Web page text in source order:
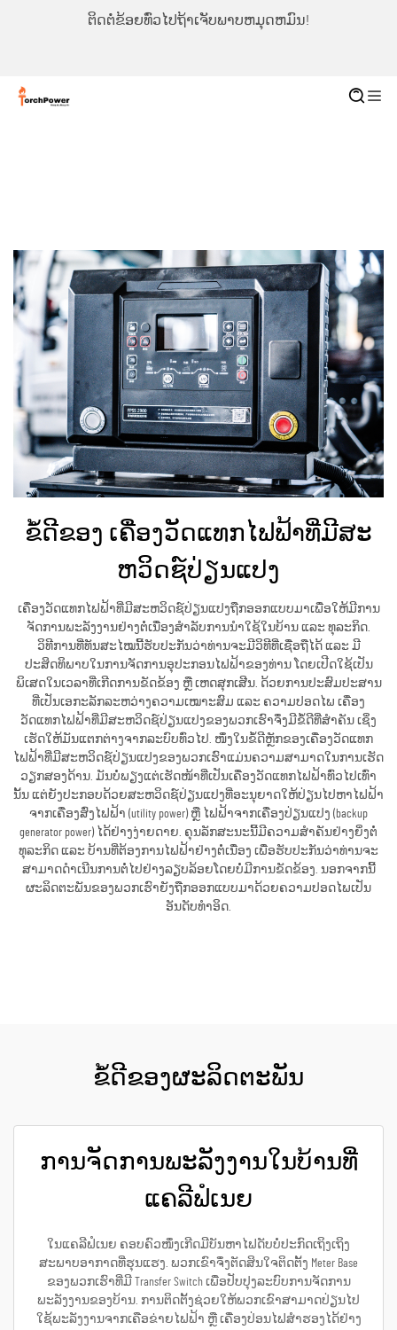
ຕິດຕໍ່ຂ້ອຍທົ່ວໄປຖ້າເຈັບພາບຫມຸດຫມົນ!
ຂໍ້ດີຂອງ ເຄື່ອງວັດແທກໄຟຟ້າທີ່ມີສະ
ຫວິດຊ໌ປ່ຽນແປງ
ເຄື່ອງວັດແທກໄຟຟ້າທີ່ມີສະຫວິດຊ໌ປ່ຽນແປງຖືກອອກແບບມາເພື່ອໃຫ້ມີການ
ຈັດການພະລັງງານຢ່າງຕໍ່ເນື່ອງສຳລັບການນຳໃຊ້ໃນບ້ານ ແລະ ທຸລະກິດ.
ວິທີການທີ່ທັນສະໄໝນີ້ຮັບປະກັນວ່າທ່ານຈະມີວິທີທີ່ເຊື່ອຖືໄດ້ ແລະ ມີ
ປະສິດທິພາບໃນການຈັດການອຸປະກອນໄຟຟ້າຂອງທ່ານ ໂດຍເປີດໃຊ້ເປັນ
ພິເສດໃນເວລາທີ່ເກີດການຂັດຂ້ອງ ຫຼື ເຫດສຸກເສີນ. ດ້ວຍການປະສົມປະສານ
ທີ່ເປັນເອກະລັກລະຫວ່າງຄວາມເໝາະສົມ ແລະ ຄວາມປອດໄພ ເຄື່ອງ
ວັດແທກໄຟຟ້າທີ່ມີສະຫວິດຊ໌ປ່ຽນແປງຂອງພວກເຮົາຈຶ່ງມີຂໍ້ດີທີ່ສຳຄັນ ເຊິ່ງ
ເຮັດໃຫ້ມັນແຕກຕ່າງຈາກລະບົບທົ່ວໄປ. ໜຶ່ງໃນຂໍ້ດີຫຼັກຂອງເຄື່ອງວັດແທກ
ໄຟຟ້າທີ່ມີສະຫວິດຊ໌ປ່ຽນແປງຂອງພວກເຮົາແມ່ນຄວາມສາມາດໃນການເຮັດ
ວຽກສອງດ້ານ. ມັນບໍ່ພຽງແຕ່ເຮັດໜ້າທີ່ເປັນເຄື່ອງວັດແທກໄຟຟ້າທົ່ວໄປເທົ່າ
ນັ້ນ ແຕ່ຍັງປະກອບດ້ວຍສະຫວິດຊ໌ປ່ຽນແປງທີ່ອະນຸຍາດໃຫ້ປ່ຽນໄປຫາໄຟຟ້າ
ຈາກເຄື່ອງສົ່ງໄຟຟ້າ (utility power) ຫຼື ໄຟຟ້າຈາກເຄື່ອງປ່ຽນແປງ (backup
generator power) ໄດ້ຢ່າງງ່າຍດາຍ. ຄຸນລັກສະນະນີ້ມີຄວາມສຳຄັນຢ່າງຍິ່ງຕໍ່
ທຸລະກິດ ແລະ ບ້ານທີ່ຕ້ອງການໄຟຟ້າຢ່າງຕໍ່ເນື່ອງ ເພື່ອຮັບປະກັນວ່າທ່ານຈະ
ສາມາດດຳເນີນການຕໍ່ໄປຢ່າງລຽບລ້ອຍໂດຍບໍ່ມີການຂັດຂ້ອງ. ນອກຈາກນີ້
ຜະລິດຕະພັນຂອງພວກເຮົາຍັງຖືກອອກແບບມາດ້ວຍຄວາມປອດໄພເປັນ
ອັນດັບທຳອິດ.
ຂໍ້ດີຂອງຜະລິດຕະພັນ
ການຈັດການພະລັງງານໃນບ້ານທີ່
ແຄລີຟໍເນຍ
ໃນແຄລີຟໍເນຍ ຄອບຄົວໜຶ່ງເກີດມີບັນຫາໄຟດັບບໍ່ປະກົດເຖິງເຖິງ
ສະພາບອາກາດທີ່ຮຸນແຮງ. ພວກເຂົາຈຶ່ງຕັດສິນໃຈຕິດຕັ້ງ Meter Base
ຂອງພວກເຮົາທີ່ມີ Transfer Switch ເພື່ອປັບປຸງລະບົບການຈັດການ
ພະລັງງານຂອງບ້ານ. ການຕິດຕັ້ງຊ່ວຍໃຫ້ພວກເຂົາສາມາດປ່ຽນໄປ
ໃຊ້ພະລັງງານຈາກເຄືອຂ່າຍໄຟຟ້າ ຫຼື ເຄື່ອງປ່ອນໄຟສຳຮອງໄດ້ຢ່າງ